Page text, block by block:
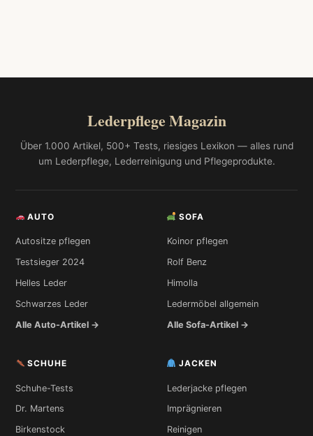
Lederpflege Magazin
Über 1.000 Artikel, 500+ Tests, riesiges Lexikon — alles rund
um Lederpflege, Lederreinigung und Pflegeprodukte.
AUTO
Autositze pflegen
Testsieger 2024
Helles Leder
Schwarzes Leder
Alle Auto-Artikel →
SOFA
Koinor pflegen
Rolf Benz
Himolla
Ledermöbel allgemein
Alle Sofa-Artikel →
SCHUHE
Schuhe-Tests
Dr. Martens
Birkenstock
JACKEN
Lederjacke pflegen
Imprägnieren
Reinigen